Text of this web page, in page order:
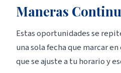
Maneras
Estas oportunidades se
una sola fecha que marcar
que se ajuste a tu horario y